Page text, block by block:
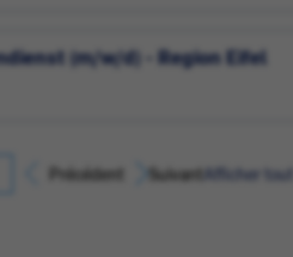
(m/w/d) - Region Eifel
Précédent SuivantAfficher tout